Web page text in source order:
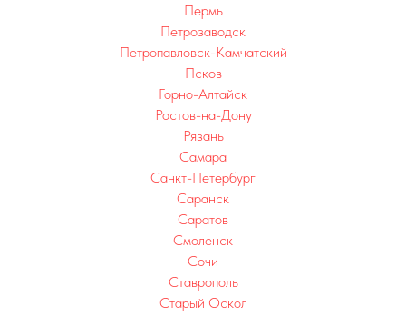
Пермь
Петрозаводск
Петропавловск-Камчатский
Псков
Горно-Алтайск
Ростов-на-Дону
Рязань
Самара
Санкт-Петербург
Саранск
Саратов
Смоленск
Сочи
Ставрополь
Старый Оскол